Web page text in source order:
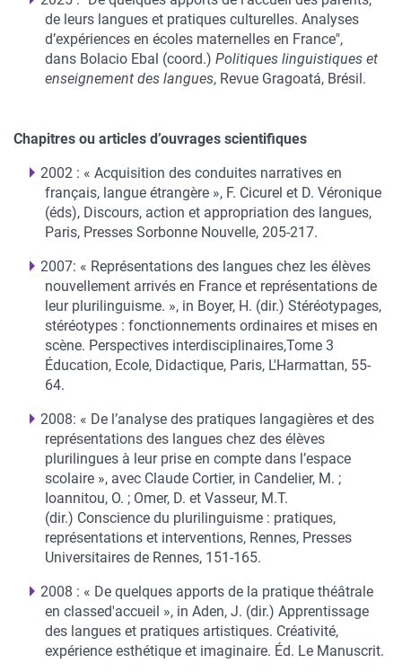
de leurs langues et pratiques culturelles. Analyses
d’expériences en écoles maternelles en France",
dans Bolacio Ebal (coord.) Politiques linguistiques et
enseignement des langues, Revue Gragoatá, Brésil.
Chapitres ou articles d’ouvrages scientifiques
2002 : « Acquisition des conduites narratives en
français, langue étrangère », F. Cicurel et D. Véronique
(éds), Discours, action et appropriation des langues,
Paris, Presses Sorbonne Nouvelle, 205-217.
2007: « Représentations des langues chez les élèves
nouvellement arrivés en France et représentations de
leur plurilinguisme. », in Boyer, H. (dir.) Stéréotypages,
stéréotypes : fonctionnements ordinaires et mises en
scène. Perspectives interdisciplinaires,Tome 3
Éducation, Ecole, Didactique, Paris, L'Harmattan, 55-
64.
2008: « De l’analyse des pratiques langagières et des
représentations des langues chez des élèves
plurilingues à leur prise en compte dans l’espace
scolaire », avec Claude Cortier, in Candelier, M. ;
Ioannitou, O. ; Omer, D. et Vasseur, M.T.
(dir.) Conscience du plurilinguisme : pratiques,
représentations et interventions, Rennes, Presses
Universitaires de Rennes, 151-165.
2008 : « De quelques apports de la pratique théâtrale
en classed'accueil », in Aden, J. (dir.) Apprentissage
des langues et pratiques artistiques. Créativité,
expérience esthétique et imaginaire. Éd. Le Manuscrit.